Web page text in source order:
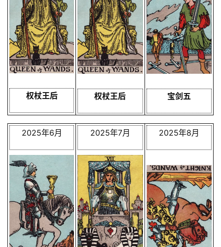
权杖王后 权杖王后 宝剑五
2025年6月 2025年7月 2025年8月